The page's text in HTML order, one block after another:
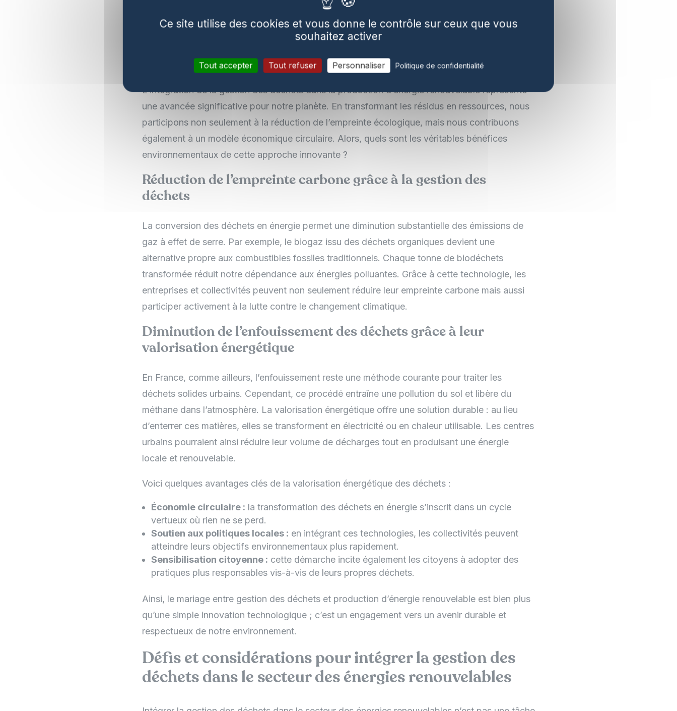
chaque déchet devient un maillon essentiel vers un avenir plus respectueux et soutenable.
Avantages environnementaux de la production
d’énergie renouvelable à partir des déchets
L’intégration de la gestion des déchets dans la production d’énergie renouvelable représente
une avancée significative pour notre planète. En transformant les résidus en ressources, nous
participons non seulement à la réduction de l’empreinte écologique, mais nous contribuons
également à un modèle économique circulaire. Alors, quels sont les véritables bénéfices
environnementaux de cette approche innovante ?
Réduction de l’empreinte carbone grâce à la gestion des
déchets
La conversion des déchets en énergie permet une diminution substantielle des émissions de
gaz à effet de serre. Par exemple, le biogaz issu des déchets organiques devient une
alternative propre aux combustibles fossiles traditionnels. Chaque tonne de biodéchets
transformée réduit notre dépendance aux énergies polluantes. Grâce à cette technologie, les
entreprises et collectivités peuvent non seulement réduire leur empreinte carbone mais aussi
participer activement à la lutte contre le changement climatique.
Diminution de l’enfouissement des déchets grâce à leur
valorisation énergétique
En France, comme ailleurs, l’enfouissement reste une méthode courante pour traiter les
déchets solides urbains. Cependant, ce procédé entraîne une pollution du sol et libère du
méthane dans l’atmosphère. La valorisation énergétique offre une solution durable : au lieu
d’enterrer ces matières, elles se transforment en électricité ou en chaleur utilisable. Les centres
urbains pourraient ainsi réduire leur volume de décharges tout en produisant une énergie
locale et renouvelable.
Voici quelques avantages clés de la valorisation énergétique des déchets :
Économie circulaire : la transformation des déchets en énergie s’inscrit dans un cycle
vertueux où rien ne se perd.
Soutien aux politiques locales : en intégrant ces technologies, les collectivités peuvent
atteindre leurs objectifs environnementaux plus rapidement.
Sensibilisation citoyenne : cette démarche incite également les citoyens à adopter des
pratiques plus responsables vis-à-vis de leurs propres déchets.
Ainsi, le mariage entre gestion des déchets et production d’énergie renouvelable est bien plus
qu’une simple innovation technologique ; c’est un engagement vers un avenir durable et
respectueux de notre environnement.
Défis et considérations pour intégrer la gestion des
déchets dans le secteur des énergies renouvelables
Ce site utilise des cookies et vous donne le contrôle sur ceux que vous
souhaitez activer
Tout accepter Tout refuser Personnaliser Politique de confidentialité